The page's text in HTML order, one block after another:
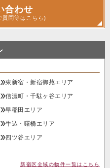
合わせ
質問等はこちら)
東新宿・新宿御苑エリア
信濃町・千駄ヶ谷エリア
早稲田エリア
牛込・曙橋エリア
四ツ谷エリア
新宿区全域の物件一覧はこちら